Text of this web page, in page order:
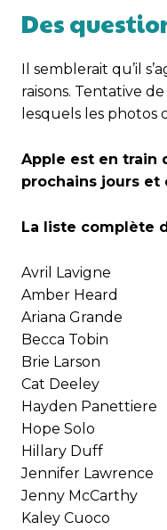
Des
Il semblerait qu’il
raisons. Tentative
lesquels les photos
Apple est en train
prochains jours et
La liste complète
Avril Lavigne
Amber Heard
Ariana Grande
Becca Tobin
Brie Larson
Cat Deeley
Hayden Panettiere
Hope Solo
Hillary Duff
Jennifer Lawrence
Jenny McCarthy
Kaley Cuoco